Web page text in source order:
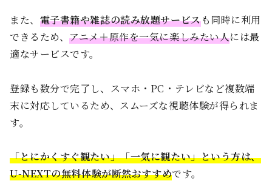
また、 電子書籍や雑誌の読み放題サービスも同時に利用
できるため、アニメ＋原作を一気に楽しみたい人には最
適なサービスです。
登録も数分で完了し、スマホ・PC・テレビなど複数端
末に対応しているため、スムーズな視聴体験が得られま
す。
「とにかくすぐ観たい」「一気に観たい」という方は、
U-NEXTの無料体験が断然おすすめです。